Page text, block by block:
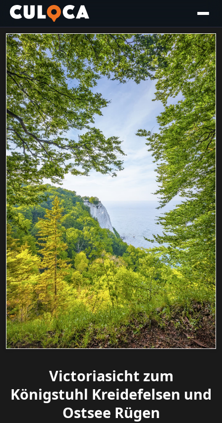
Victoriasicht zum
Königstuhl Kreidefelsen und
Ostsee Rügen